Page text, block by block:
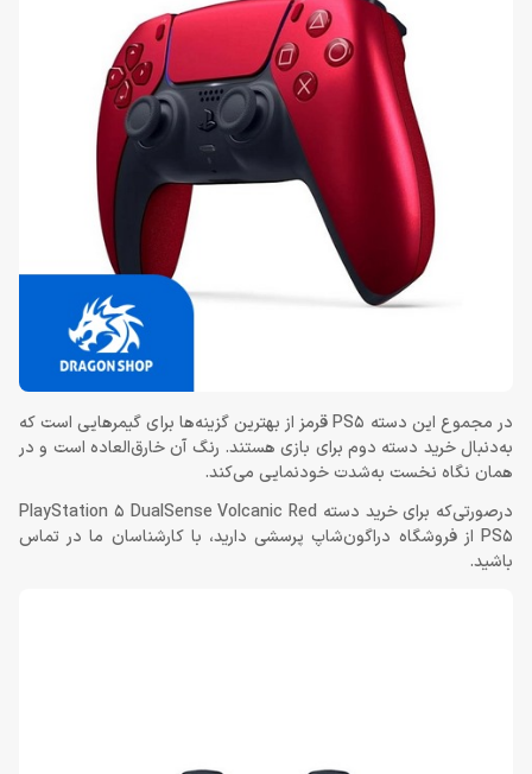
در مجموع این دسته PS5 قرمز از بهترین گزینه‌ها برای گیمرهایی است که
به‌دنبال خرید دسته دوم برای بازی هستند. رنگ آن خارق‌العاده است و در
همان نگاه نخست به‌شدت خودنمایی می‌کند.
درصورتی‌که برای خرید دسته PlayStation 5 DualSense Volcanic Red
PS5 از فروشگاه دراگون‌شاپ پرسشی دارید، با کارشناسان ما در تماس
باشید.